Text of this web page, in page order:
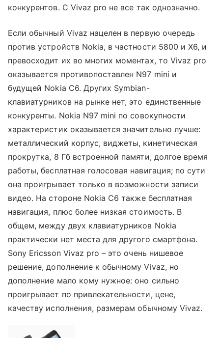
конкурентов. С Vivaz pro не все так однозначно.
Если обычный Vivaz нацелен в первую очередь
против устройств Nokia, в частности 5800 и X6, и
превосходит их во многих моментах, то Vivaz pro
оказывается противопоставлен N97 mini и
будущей Nokia С6. Других Symbian-
клавиатурников на рынке нет, это единственные
конкуренты. Nokia N97 mini по совокупности
характеристик оказывается значительно лучше:
металлический корпус, виджеты, кинетическая
прокрутка, 8 Гб встроенной памяти, долгое время
работы, бесплатная голосовая навигация; по сути
она проигрывает только в возможности записи
видео. На стороне Nokia C6 также бесплатная
навигация, плюс более низкая стоимость. В
общем, между двух клавиатурников Nokia
практически нет места для другого смартфона.
Sony Ericsson Vivaz pro – это очень нишевое
решение, дополнение к обычному Vivaz, но
дополнение мало кому нужное: оно сильно
проигрывает по привлекательности, цене,
качеству исполнения, размерам обычному Vivaz.